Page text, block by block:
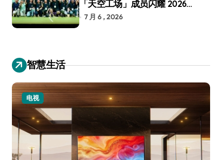
「天空工场」成员闪耀 2026
RoboCup 机器人世界杯
7 月 6 , 2026
智慧生活
电视 小家